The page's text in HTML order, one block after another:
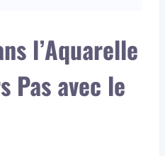
l’Aquarelle
Pas avec le